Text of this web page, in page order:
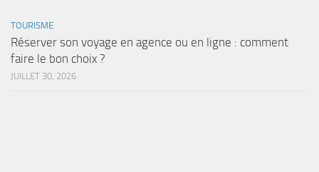
TOURISME
Réserver son voyage en agence ou en ligne : comment
faire le bon choix ?
JUILLET 30, 2026